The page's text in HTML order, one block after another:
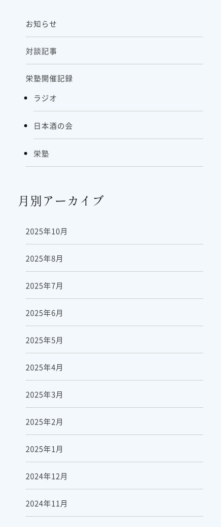
お知らせ
対談記事
栄塾開催記録
ラジオ
日本酒の会
栄塾
月別アーカイブ
2025年10月
2025年8月
2025年7月
2025年6月
2025年5月
2025年4月
2025年3月
2025年2月
2025年1月
2024年12月
2024年11月